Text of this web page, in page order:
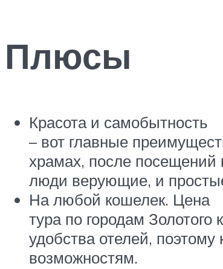
Плюсы
Красота и самобытность
– вот главные
храмах, после посещений
люди верующие, и
На любой кошелек. Цена
тура по городам Золотого
удобства отелей,
возможностям.